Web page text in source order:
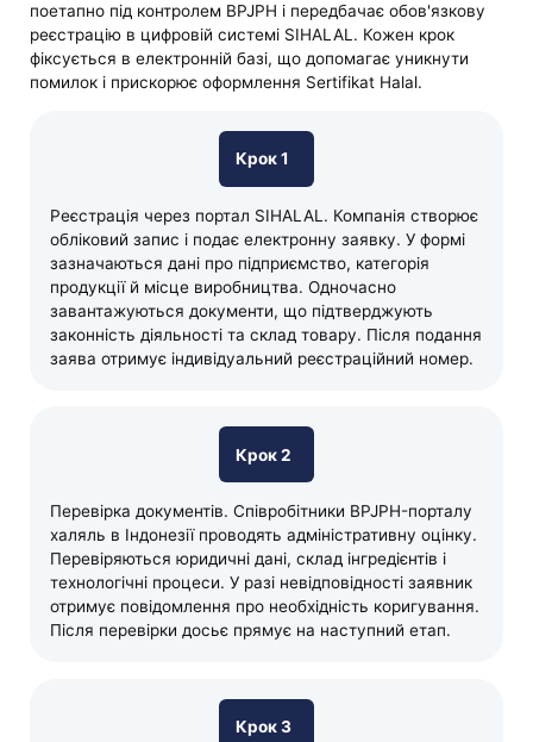
поетапно під контролем BPJPH і передбачає обов'язкову
реєстрацію в цифровій системі SIHALAL. Кожен крок
фіксується в електронній базі, що допомагає уникнути
помилок і прискорює оформлення Sertifikat Halal.
Крок 1
Реєстрація через портал SIHALAL. Компанія створює
обліковий запис і подає електронну заявку. У формі
зазначаються дані про підприємство, категорія
продукції й місце виробництва. Одночасно
завантажуються документи, що підтверджують
законність діяльності та склад товару. Після подання
заява отримує індивідуальний реєстраційний номер.
Крок 2
Перевірка документів. Співробітники BPJPH-порталу
халяль в Індонезії проводять адміністративну оцінку.
Перевіряються юридичні дані, склад інгредієнтів і
технологічні процеси. У разі невідповідності заявник
отримує повідомлення про необхідність коригування.
Після перевірки досьє прямує на наступний етап.
Крок 3